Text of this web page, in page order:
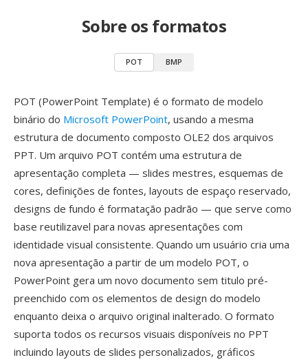
Sobre os formatos
POT BMP
POT (PowerPoint Template) é o formato de modelo
binário do Microsoft PowerPoint, usando a mesma
estrutura de documento composto OLE2 dos arquivos
PPT. Um arquivo POT contém uma estrutura de
apresentação completa — slides mestres, esquemas de
cores, definições de fontes, layouts de espaço reservado,
designs de fundo é formatação padrão — que serve como
base reutilizavel para novas apresentações com
identidade visual consistente. Quando um usuário cria uma
nova apresentação a partir de um modelo POT, o
PowerPoint gera um novo documento sem titulo pré-
preenchido com os elementos de design do modelo
enquanto deixa o arquivo original inalterado. O formato
suporta todos os recursos visuais disponíveis no PPT
incluindo layouts de slides personalizados, gráficos